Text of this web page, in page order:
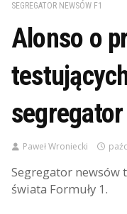
SEGREGATOR NEWSÓW F1
Alonso o
Paweł Wroniecki
Segregator newsów
świata Formuły 1.